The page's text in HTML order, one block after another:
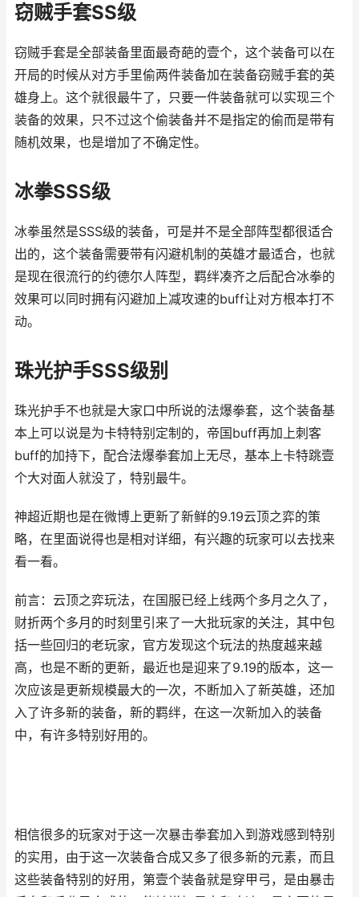
窃贼手套SS级
窃贼手套是全部装备里面最奇葩的壹个，这个装备可以在
开局的时候从对方手里偷两件装备加在装备窃贼手套的英
雄身上。这个就很最牛了，只要一件装备就可以实现三个
装备的效果，只不过这个偷装备并不是指定的偷而是带有
随机效果，也是增加了不确定性。
冰拳SSS级
冰拳虽然是SSS级的装备，可是并不是全部阵型都很适合
出的，这个装备需要带有闪避机制的英雄才最适合，也就
是现在很流行的约德尔人阵型，羁绊凑齐之后配合冰拳的
效果可以同时拥有闪避加上减攻速的buff让对方根本打不
动。
珠光护手SSS级别
珠光护手不也就是大家口中所说的法爆拳套，这个装备基
本上可以说是为卡特特别定制的，帝国buff再加上刺客
buff的加持下，配合法爆拳套加上无尽，基本上卡特跳壹
个大对面人就没了，特别最牛。
神超近期也是在微博上更新了新鲜的9.19云顶之弈的策
略，在里面说得也是相对详细，有兴趣的玩家可以去找来
看一看。
前言：云顶之弈玩法，在国服已经上线两个多月之久了，
财折两个多月的时刻里引来了一大批玩家的关注，其中包
括一些回归的老玩家，官方发现这个玩法的热度越来越
高，也是不断的更新，最近也是迎来了9.19的版本，这一
次应该是更新规模最大的一次，不断加入了新英雄，还加
入了许多新的装备，新的羁绊，在这一次新加入的装备
中，有许多特别好用的。
相信很多的玩家对于这一次暴击拳套加入到游戏感到特别
的实用，由于这一次装备合成又多了很多新的元素，而且
这些装备特别的好用，第壹个装备就是穿甲弓，是由暴击